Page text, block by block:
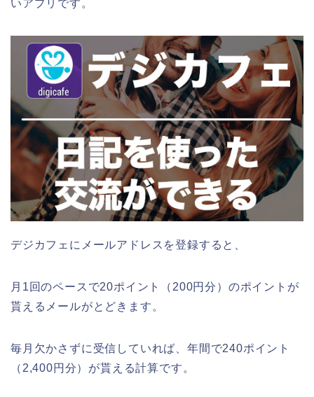
いアプリです。
デジカフェにメールアドレスを登録すると、
月1回のペースで20ポイント（200円分）のポイントが
貰えるメールがとどきます。
毎月欠かさずに受信していれば、年間で240ポイント
（2,400円分）が貰える計算です。